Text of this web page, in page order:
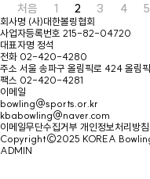
처음 1 2 3 4 5
회사명 (사)대한볼링협회
사업자등록번호 215-82-04720
대표자명 정석
전화 02-420-4280
주소 서울 송파구 올림픽로 424 올림
팩스 02-420-4281
이메일
bowling@sports.or.kr
kbabowling@naver.com
이메일무단수집거부 개인정보처리방침
Copyright©2025 KOREA
ADMIN